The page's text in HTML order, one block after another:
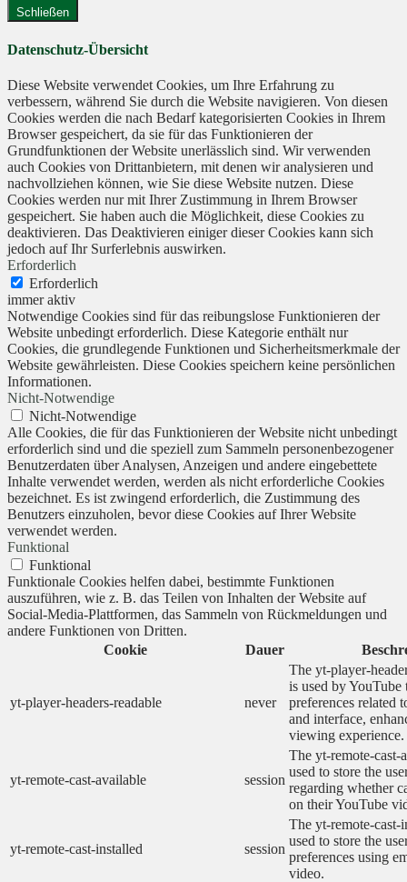
Schließen
Datenschutz-Übersicht
Diese Website verwendet Cookies, um Ihre Erfahrung zu
verbessern, während Sie durch die Website navigieren. Von diesen
Cookies werden die nach Bedarf kategorisierten Cookies in Ihrem
Browser gespeichert, da sie für das Funktionieren der
Grundfunktionen der Website unerlässlich sind. Wir verwenden
auch Cookies von Drittanbietern, mit denen wir analysieren und
nachvollziehen können, wie Sie diese Website nutzen. Diese
Cookies werden nur mit Ihrer Zustimmung in Ihrem Browser
gespeichert. Sie haben auch die Möglichkeit, diese Cookies zu
deaktivieren. Das Deaktivieren einiger dieser Cookies kann sich
jedoch auf Ihr Surferlebnis auswirken.
Erforderlich
Erforderlich
immer aktiv
Notwendige Cookies sind für das reibungslose Funktionieren der
Website unbedingt erforderlich. Diese Kategorie enthält nur
Cookies, die grundlegende Funktionen und Sicherheitsmerkmale der
Website gewährleisten. Diese Cookies speichern keine persönlichen
Informationen.
Nicht-Notwendige
Nicht-Notwendige
Alle Cookies, die für das Funktionieren der Website nicht unbedingt
erforderlich sind und die speziell zum Sammeln personenbezogener
Benutzerdaten über Analysen, Anzeigen und andere eingebettete
Inhalte verwendet werden, werden als nicht erforderliche Cookies
bezeichnet. Es ist zwingend erforderlich, die Zustimmung des
Benutzers einzuholen, bevor diese Cookies auf Ihrer Website
verwendet werden.
Funktional
Funktional
Funktionale Cookies helfen dabei, bestimmte Funktionen
auszuführen, wie z. B. das Teilen von Inhalten der Website auf
Social-Media-Plattformen, das Sammeln von Rückmeldungen und
andere Funktionen von Dritten.
Cookie
Dauer
yt-player-headers-readable never
The yt-player-
is used by YouTube
preferences related
and interface,
viewing experience.
yt-remote-cast-available session
The yt-remote-cast-
used to store the
regarding whether
on their YouTube
yt-remote-cast-installed session
The yt-remote-cast-
used to store the
preferences using
video.